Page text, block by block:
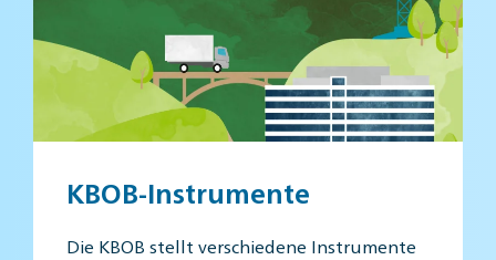
KBOB-Instrumente
Die KBOB stellt verschiedene Instrumente